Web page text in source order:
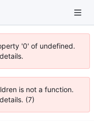
'0' of undefined.
is not a function.
(7)